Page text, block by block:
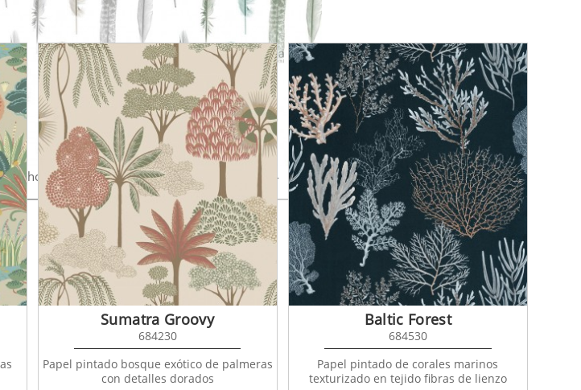
138893 Greenhouse 138894
Sumatra Groovy
684230
Papel pintado bosque exótico de palmeras
con detalles dorados
Baltic Forest
684530
Papel pintado de corales marinos
texturizado en tejido fibras de lienzo